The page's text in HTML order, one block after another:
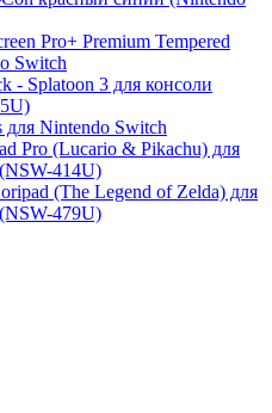
Pro+ Premium Tempered
Switch
- Splatoon 3 для консоли
Nintendo Switch
Pro (Lucario & Pikachu) для
414U)
(The Legend of Zelda) для
479U)